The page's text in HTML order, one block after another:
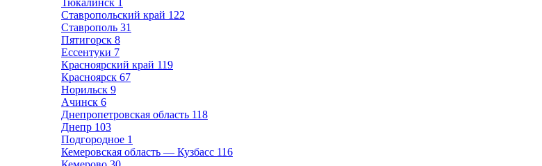
Тюкалинск 1
Ставропольский край 122
Ставрополь 31
Пятигорск 8
Ессентуки 7
Красноярский край 119
Красноярск 67
Норильск 9
Ачинск 6
Днепропетровская область 118
Днепр 103
Подгородное 1
Кемеровская область — Кузбасс 116